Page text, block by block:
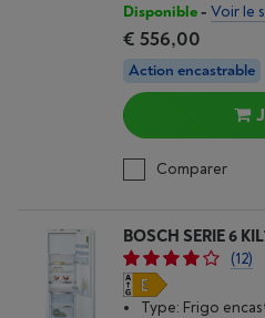
Disponible- Voir le
€ 556,00
Action encastrable
Comparer
BOSCH SERIE 6
(12)
Type: Frigo